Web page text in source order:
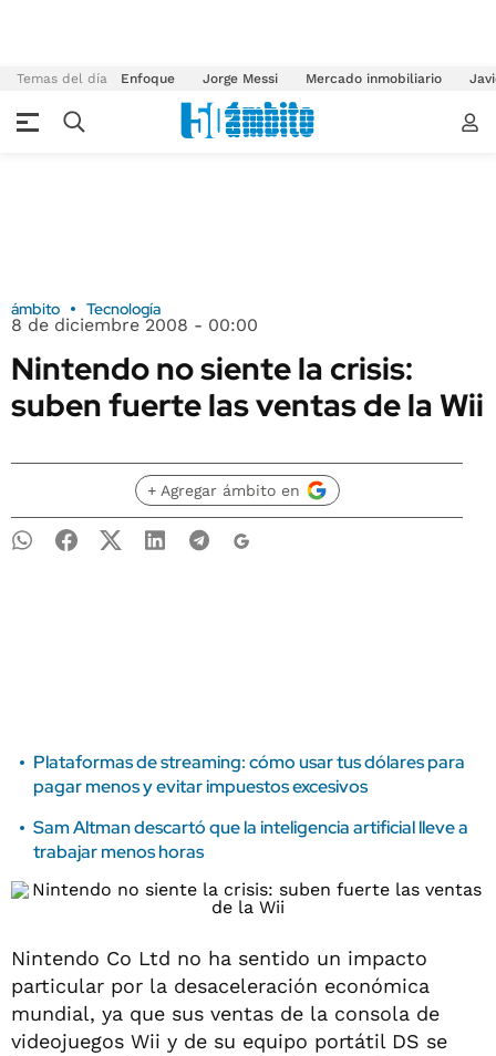
Temas del día Enfoque Jorge Messi Mercado inmobiliario
ámbito Tecnología
8 de diciembre 2008 - 00:00
Nintendo no siente la crisis:
suben fuerte las ventas de la Wii
+ Agregar ámbito en
Plataformas de streaming: cómo usar tus dólares para
pagar menos y evitar impuestos excesivos
Sam Altman descartó que la inteligencia artificial lleve a
trabajar menos horas
Nintendo Co Ltd no ha sentido un impacto
particular por la desaceleración económica
mundial, ya que sus ventas de la consola de
videojuegos Wii y de su equipo portátil DS se